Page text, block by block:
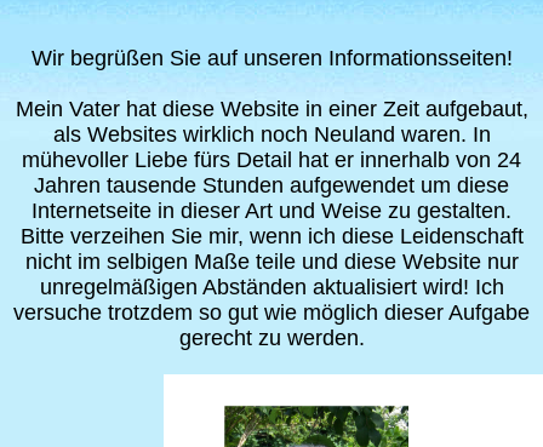
Wir begrüßen Sie auf unseren Informationsseiten!
Mein Vater hat diese Website in einer Zeit aufgebaut,
als Websites wirklich noch Neuland waren. In
mühevoller Liebe fürs Detail hat er innerhalb von 24
Jahren tausende Stunden aufgewendet um diese
Internetseite in dieser Art und Weise zu gestalten.
Bitte verzeihen Sie mir, wenn ich diese Leidenschaft
nicht im selbigen Maße teile und diese Website nur
unregelmäßigen Abständen aktualisiert wird! Ich
versuche trotzdem so gut wie möglich dieser Aufgabe
gerecht zu werden.